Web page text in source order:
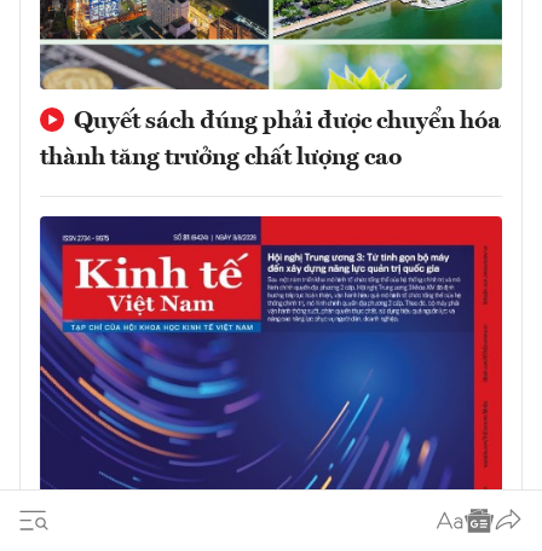
Quyết sách đúng phải được chuyển hóa
thành tăng trưởng chất lượng cao
Đón đọc Tạp chí Kinh tế Việt Nam số